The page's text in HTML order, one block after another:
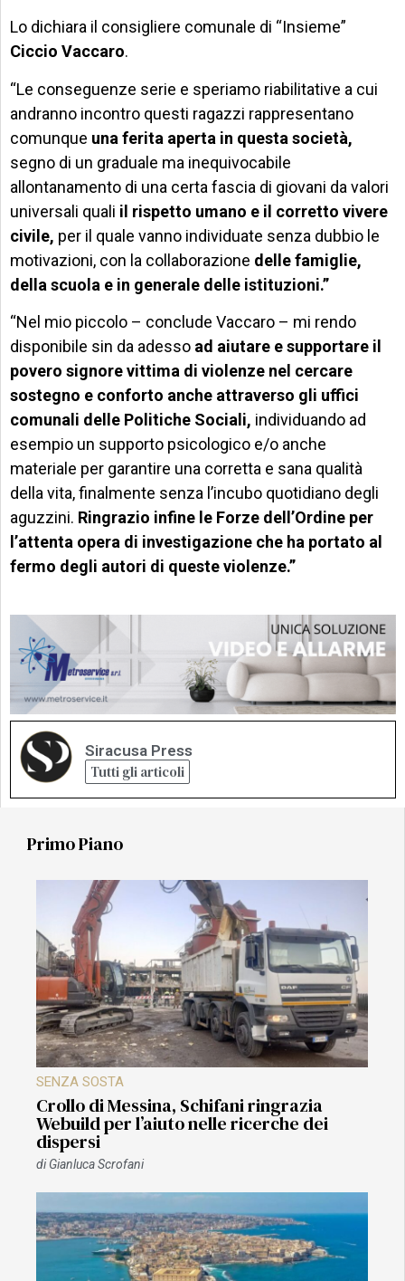
Lo dichiara il consigliere comunale di “Insieme”
Ciccio Vaccaro.
“Le conseguenze serie e speriamo riabilitative a cui
andranno incontro questi ragazzi rappresentano
comunque una ferita aperta in questa società,
segno di un graduale ma inequivocabile
allontanamento di una certa fascia di giovani da valori
universali quali il rispetto umano e il corretto vivere
civile, per il quale vanno individuate senza dubbio le
motivazioni, con la collaborazione delle famiglie,
della scuola e in generale delle istituzioni.”
“Nel mio piccolo – conclude Vaccaro – mi rendo
disponibile sin da adesso ad aiutare e supportare il
povero signore vittima di violenze nel cercare
sostegno e conforto anche attraverso gli uffici
comunali delle Politiche Sociali, individuando ad
esempio un supporto psicologico e/o anche
materiale per garantire una corretta e sana qualità
della vita, finalmente senza l’incubo quotidiano degli
aguzzini. Ringrazio infine le Forze dell’Ordine per
l’attenta opera di investigazione che ha portato al
fermo degli autori di queste violenze.”
Siracusa Press
Tutti gli articoli
Primo Piano
SENZA SOSTA
Crollo di Messina, Schifani ringrazia
Webuild per l’aiuto nelle ricerche dei
dispersi
diGianluca Scrofani